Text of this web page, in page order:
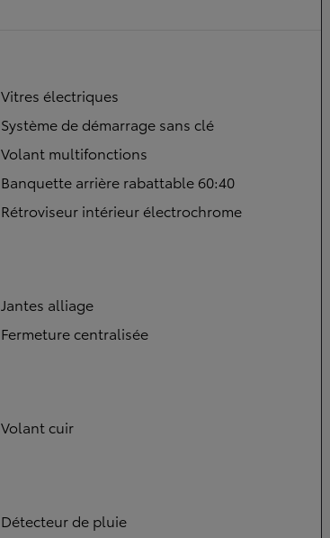
Vitres électriques
Système de démarrage sans clé
Volant multifonctions
Banquette arrière rabattable 60:40
Rétroviseur intérieur électrochrome
Jantes alliage
Fermeture centralisée
Volant cuir
Détecteur de pluie